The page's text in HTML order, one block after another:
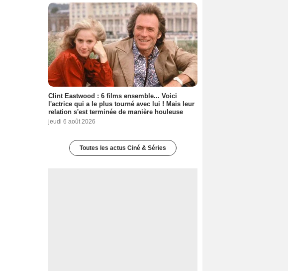
Clint Eastwood : 6 films ensemble... Voici
l'actrice qui a le plus tourné avec lui ! Mais leur
relation s'est terminée de manière houleuse
jeudi 6 août 2026
Toutes les actus Ciné & Séries